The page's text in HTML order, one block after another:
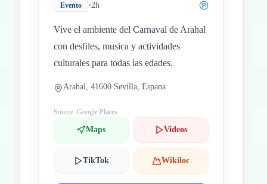
Evento •2h
Vive el ambiente del Carnaval de Arahal
con desfiles, musica y actividades
culturales para todas las edades.
Arahal, 41600 Sevilla, Espana
Source: Google Places
Maps Videos
TikTok Wikiloc